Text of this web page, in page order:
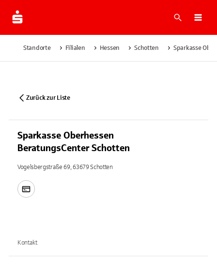
Suche
Standorte Filialen Hessen Schotten Sparkasse
Zurück zur Liste
Sparkasse Oberhessen
BeratungsCenter Schotten
Vogelsbergstraße 69, 63679 Schotten
Kontakt